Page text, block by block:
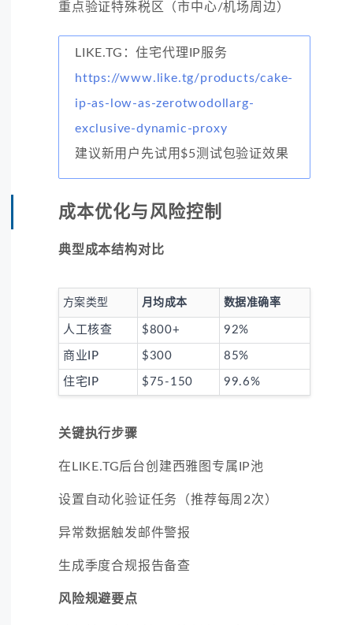
重点验证特殊税区（市中心/机场周边）
LIKE.TG：住宅代理IP服务
https://www.like.tg/products/cake-
ip-as-low-as-zerotwodollarg-
exclusive-dynamic-proxy
建议新用户先试用$5测试包验证效果
成本优化与风险控制
典型成本结构对比
方案类型 月均成本 数据准确率
人工核查 $800+ 92%
商业IP $300 85%
住宅IP $75-150 99.6%
关键执行步骤
在LIKE.TG后台创建西雅图专属IP池
设置自动化验证任务（推荐每周2次）
异常数据触发邮件警报
生成季度合规报告备查
风险规避要点